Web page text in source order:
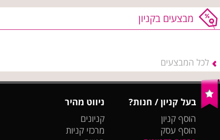
מבצעים בקניון
לכל המבצעים
בעל קניון / חנות?
הוסף קניון
הוסף עסק
ניווט מהיר
קניונים
מרכזי קניות